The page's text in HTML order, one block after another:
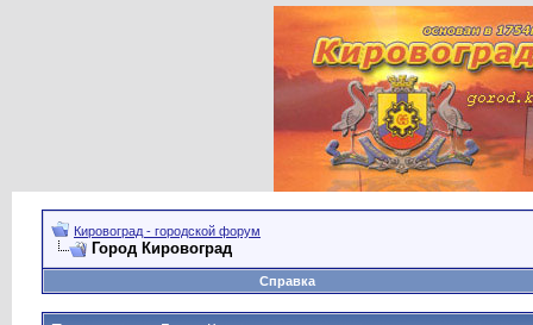
Кировоград - городской форум
Город Кировоград
Справка